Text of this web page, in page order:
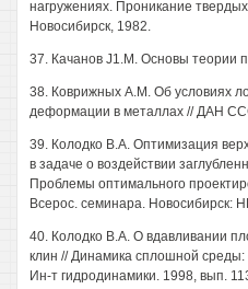
нагружениях. Проникание
Новосибирск, 1982.
37. Качанов J1.M. Основы теории
38. Коврижных A.M. Об условиях
деформации в металлах // ДАН
39. Колодко В.А. Оптимизация
в задаче о воздействии
Проблемы оптимального
Всерос. семинара. Новосибирск:
40. Колодко В.А. О вдавливании
клин // Динамика сплошной
Ин-т гидродинамики. 1998, вып.